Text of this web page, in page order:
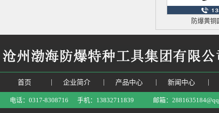
防爆黄
首页 企业简介 产品中心 新闻中心
电话：0317-8308716 手机：13832711839 邮箱：